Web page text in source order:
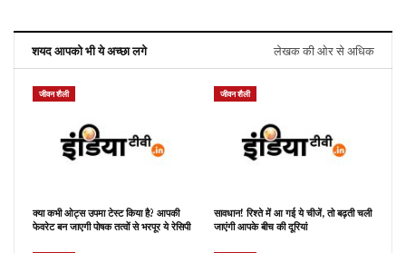
शयद आपको भी ये अच्छा लगे लेखक की ओर से अधिक
जीवन शैली
क्या कभी ओट्स उपमा टेस्ट किया है? आपकी
फेवरेट बन जाएगी पोषक तत्वों से भरपूर ये रेसिपी
जीवन शैली
सावधान! रिश्ते में आ गई ये चीजें, तो बढ़ती चली
जाएंगी आपके बीच की दूरियां